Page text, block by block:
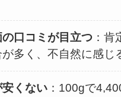
口コミが目立つ ：
多く、不自然に感じ
くない ：100gで